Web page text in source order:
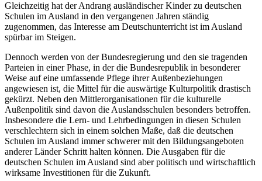
Gleichzeitig hat der Andrang ausländischer Kinder zu deutschen
Schulen im Ausland in den vergangenen Jahren ständig
zugenommen, das Interesse am Deutschunterricht ist im Ausland
spürbar im Steigen.
Dennoch werden von der Bundesregierung und den sie tragenden
Parteien in einer Phase, in der die Bundesrepublik in besonderer
Weise auf eine umfassende Pflege ihrer Außenbeziehungen
angewiesen ist, die Mittel für die auswärtige Kulturpolitik drastisch
gekürzt. Neben den Mittlerorganisationen für die kulturelle
Außenpolitik sind davon die Auslandsschulen besonders betroffen.
Insbesondere die Lern- und Lehrbedingungen in diesen Schulen
verschlechtern sich in einem solchen Maße, daß die deutschen
Schulen im Ausland immer schwerer mit den Bildungsangeboten
anderer Länder Schritt halten können. Die Ausgaben für die
deutschen Schulen im Ausland sind aber politisch und wirtschaftlich
wirksame Investitionen für die Zukunft.